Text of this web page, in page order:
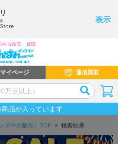
表示
中古販売・買取
マイページ 通信買取
品が入っています
ズ中古販売）TOP > 検索結果